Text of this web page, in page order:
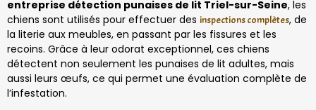
entreprise détection punaises de lit Triel-sur-Seine, les
chiens sont utilisés pour effectuer des inspections complètes, de
la literie aux meubles, en passant par les fissures et les
recoins. Grâce à leur odorat exceptionnel, ces chiens
détectent non seulement les punaises de lit adultes, mais
aussi leurs œufs, ce qui permet une évaluation complète de
l’infestation.